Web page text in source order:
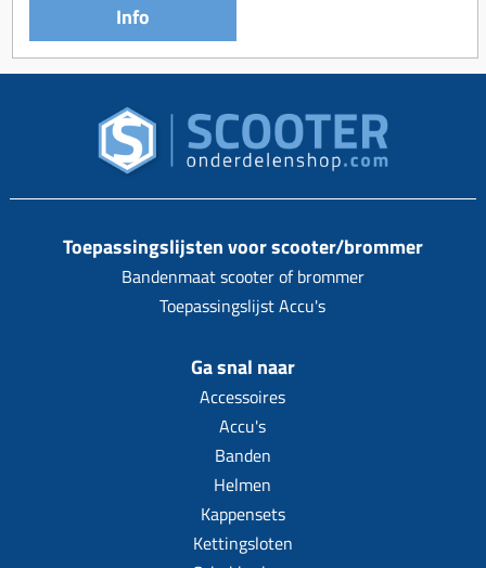
Info
Toepassingslijsten voor scooter/brommer
Bandenmaat scooter of brommer
Toepassingslijst Accu's
Ga snal naar
Accessoires
Accu's
Banden
Helmen
Kappensets
Kettingsloten